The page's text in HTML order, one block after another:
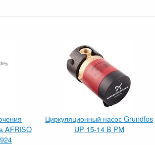
AFRISO
Циркуляционный насос Grundfos
UP 15-14 B PM